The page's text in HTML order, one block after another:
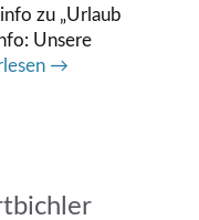
zu „Urlaub
Unsere
→